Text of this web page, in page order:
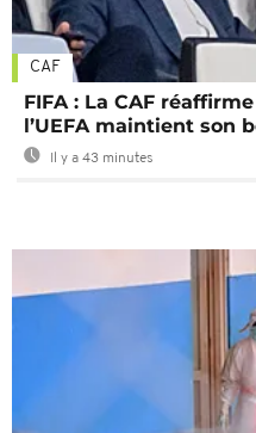
CAF
FIFA : La CAF
l’UEFA maintient son
Il y a 43 minutes